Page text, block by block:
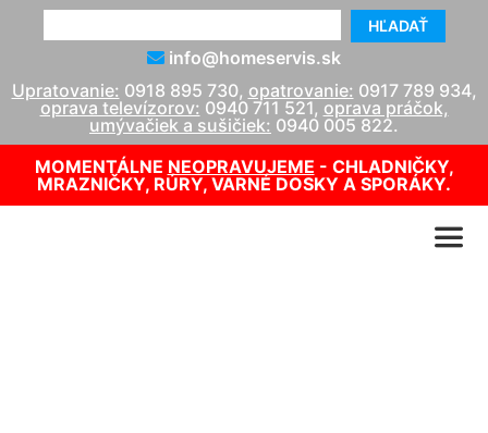
HĽADAŤ
info@homeservis.sk
Upratovanie: 0918 895 730, opatrovanie: 0917 789 934,
oprava televízorov: 0940 711 521, oprava práčok,
umývačiek a sušičiek: 0940 005 822.
MOMENTÁLNE NEOPRAVUJEME - CHLADNIČKY,
MRAZNIČKY, RÚRY, VARNÉ DOSKY A SPORÁKY.